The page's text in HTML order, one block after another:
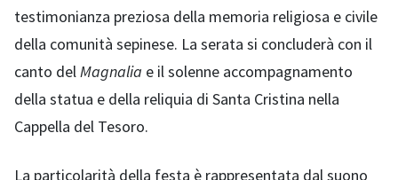
testimonianza preziosa della memoria religiosa e civile
della comunità sepinese. La serata si concluderà con il
canto delMagnalia e il solenne accompagnamento
della statua e della reliquia di Santa Cristina nella
Cappella del Tesoro.
La particolarità della festa è rappresentata dal suono